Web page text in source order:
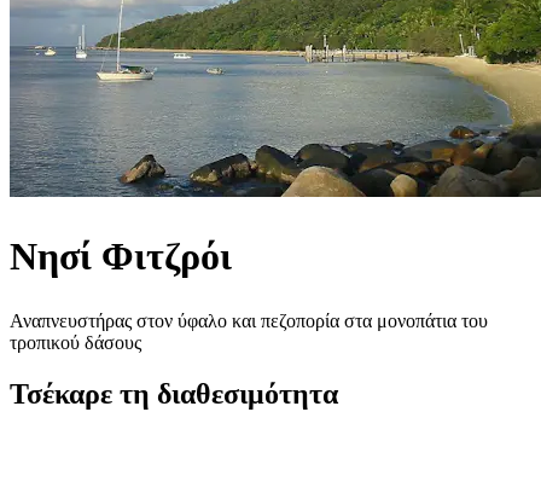
Νησί Φιτζρόι
Αναπνευστήρας στον ύφαλο και πεζοπορία στα μονοπάτια του
τροπικού δάσους
Τσέκαρε τη διαθεσιμότητα